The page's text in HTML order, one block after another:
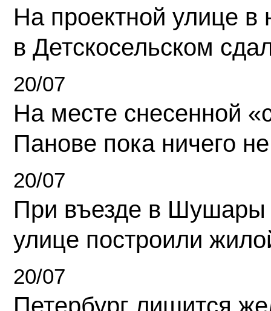
На проектной улице
в Детскосельском
20/07
На месте снесенной
Панове пока ничего
20/07
При въезде в Шушары
улице построили
20/07
Петербург лишится